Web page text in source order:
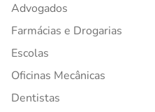
Advogados
Farmácias e Drogarias
Escolas
Oficinas Mecânicas
Dentistas